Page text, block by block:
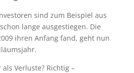
sind zum Beispiel aus
lange ausgestiegen. Die
ihren Anfang fand, geht nun
Verluste? Richtig –